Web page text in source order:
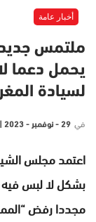
أخبار عامة
ملتمس
يحمل دعما
لسيادة
في 29 - نوفمبر - 2023 | 13:16 مساءً
اعتمد مجلس
بشكل لا لبس فيه
مجددا رفض